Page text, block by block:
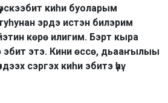
киһи буоларым
эрдэ истэн билэрим
көрө илигим. Бэрт кыра
эбит этэ. Кини өссө, дьааҥылыы
сэргэх киһи эбитэ үһү.